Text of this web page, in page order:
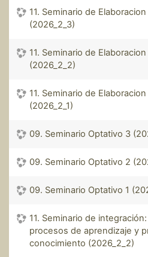
11. Seminario de
(2026_2_3)
11. Seminario de
(2026_2_2)
11. Seminario de
(2026_2_1)
09. Seminario Optativo 3
09. Seminario Optativo 2
09. Seminario Optativo 1
11. Seminario de
procesos de aprendizaje y
conocimiento (2026_2_2)